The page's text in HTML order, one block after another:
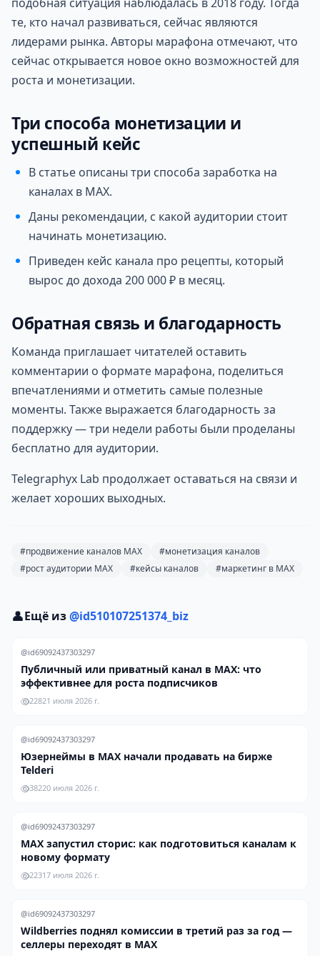
те, кто начал развиваться, сейчас являются
лидерами рынка. Авторы марафона отмечают, что
сейчас открывается новое окно возможностей для
роста и монетизации.
Три способа монетизации и
успешный кейс
В статье описаны три способа заработка на
каналах в MAX.
Даны рекомендации, с какой аудитории стоит
начинать монетизацию.
Приведен кейс канала про рецепты, который
вырос до дохода 200 000 ₽ в месяц.
Обратная связь и благодарность
Команда приглашает читателей оставить
комментарии о формате марафона, поделиться
впечатлениями и отметить самые полезные
моменты. Также выражается благодарность за
поддержку — три недели работы были проделаны
бесплатно для аудитории.
Telegraphyx Lab продолжает оставаться на связи и
желает хороших выходных.
#продвижение каналов MAX
#монетизация каналов
#рост аудитории MAX
#кейсы каналов #маркетинг в MAX
👤Ещё из@id510107251374_biz
@id69092437303297
Публичный или приватный канал в MAX: что
эффективнее для роста подписчиков
22821 июля 2026 г.
@id69092437303297
Юзернеймы в MAX начали продавать на бирже
Telderi
38220 июля 2026 г.
@id69092437303297
MAX запустил сторис: как подготовиться каналам к
новому формату
22317 июля 2026 г.
@id69092437303297
Wildberries поднял комиссии в третий раз за год —
селлеры переходят в MAX